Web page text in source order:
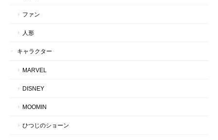
ファン
人形
キャラクター
MARVEL
DISNEY
MOOMIN
ひつじのショーン